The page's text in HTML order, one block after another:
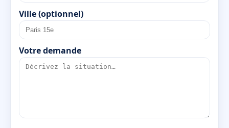
Ville (optionnel)
Votre demande